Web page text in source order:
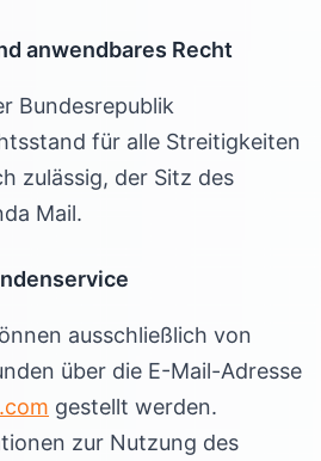
anwendbares Recht
Bundesrepublik
für alle Streitigkeiten
zulässig, der Sitz des
Mail.
ausschließlich von
über die E-Mail-Adresse
gestellt werden.
zur Nutzung des